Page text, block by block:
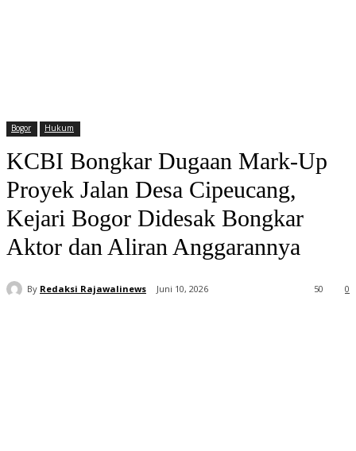
Bogor Hukum
KCBI Bongkar Dugaan Mark-Up
Proyek Jalan Desa Cipeucang,
Kejari Bogor Didesak Bongkar
Aktor dan Aliran Anggarannya
By Redaksi Rajawalinews Juni 10, 2026 0
50